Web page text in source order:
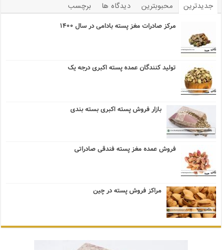
جدیدترین محبوبترین دیدگاه ها برچسب
مرکز صادرات مغز پسته بادامی در سال ۱۴۰۰
تولید کنندگان عمده پسته اکبری درجه یک
بازار فروش پسته اکبری بسته بندی
فروش عمده مغز پسته فندقی صادراتی
مراکز فروش پسته در چین